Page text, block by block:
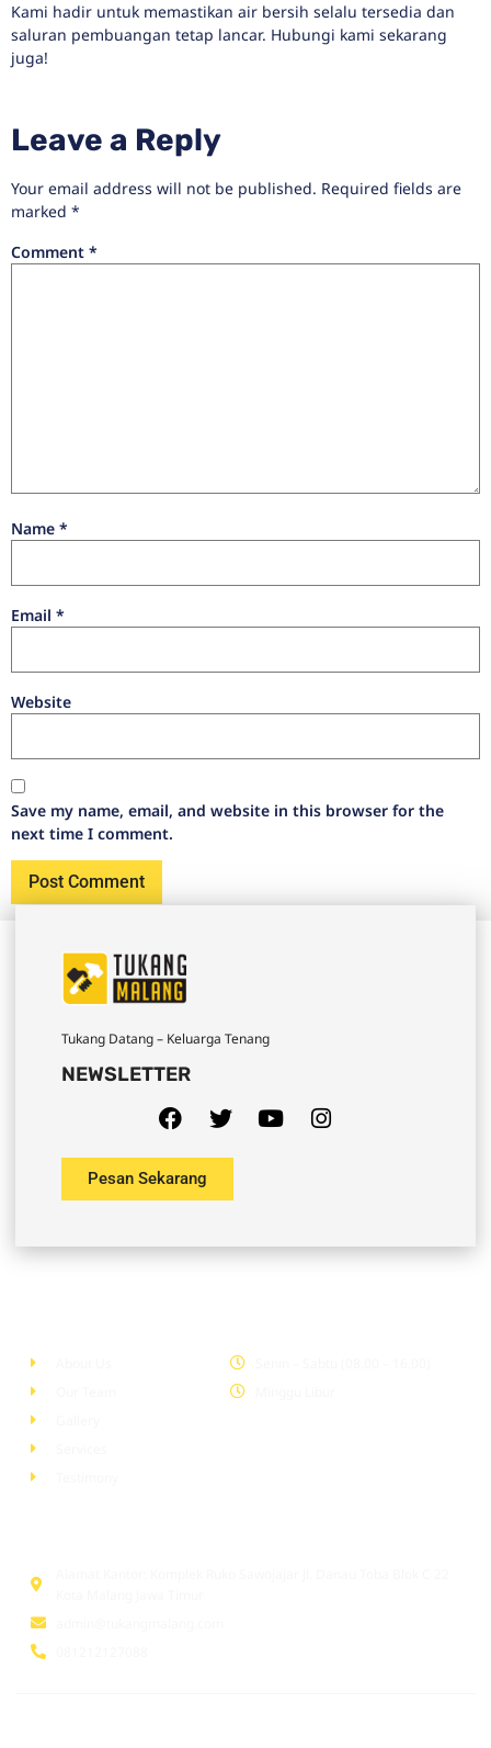
Kami hadir untuk memastikan air bersih selalu tersedia dan
saluran pembuangan tetap lancar. Hubungi kami sekarang
juga!
Leave a Reply
Your email address will not be published. Required fields are
marked *
Comment *
Name *
Email *
Website
Save my name, email, and website in this browser for the
next time I comment.
Tukang Datang – Keluarga Tenang
NEWSLETTER
Pesan Sekarang